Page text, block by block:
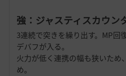
強：ジャスティスカウン
3連続で突きを繰り出す。MP回
デバフが入る。
火力が低く連携の幅も狭いため
め。